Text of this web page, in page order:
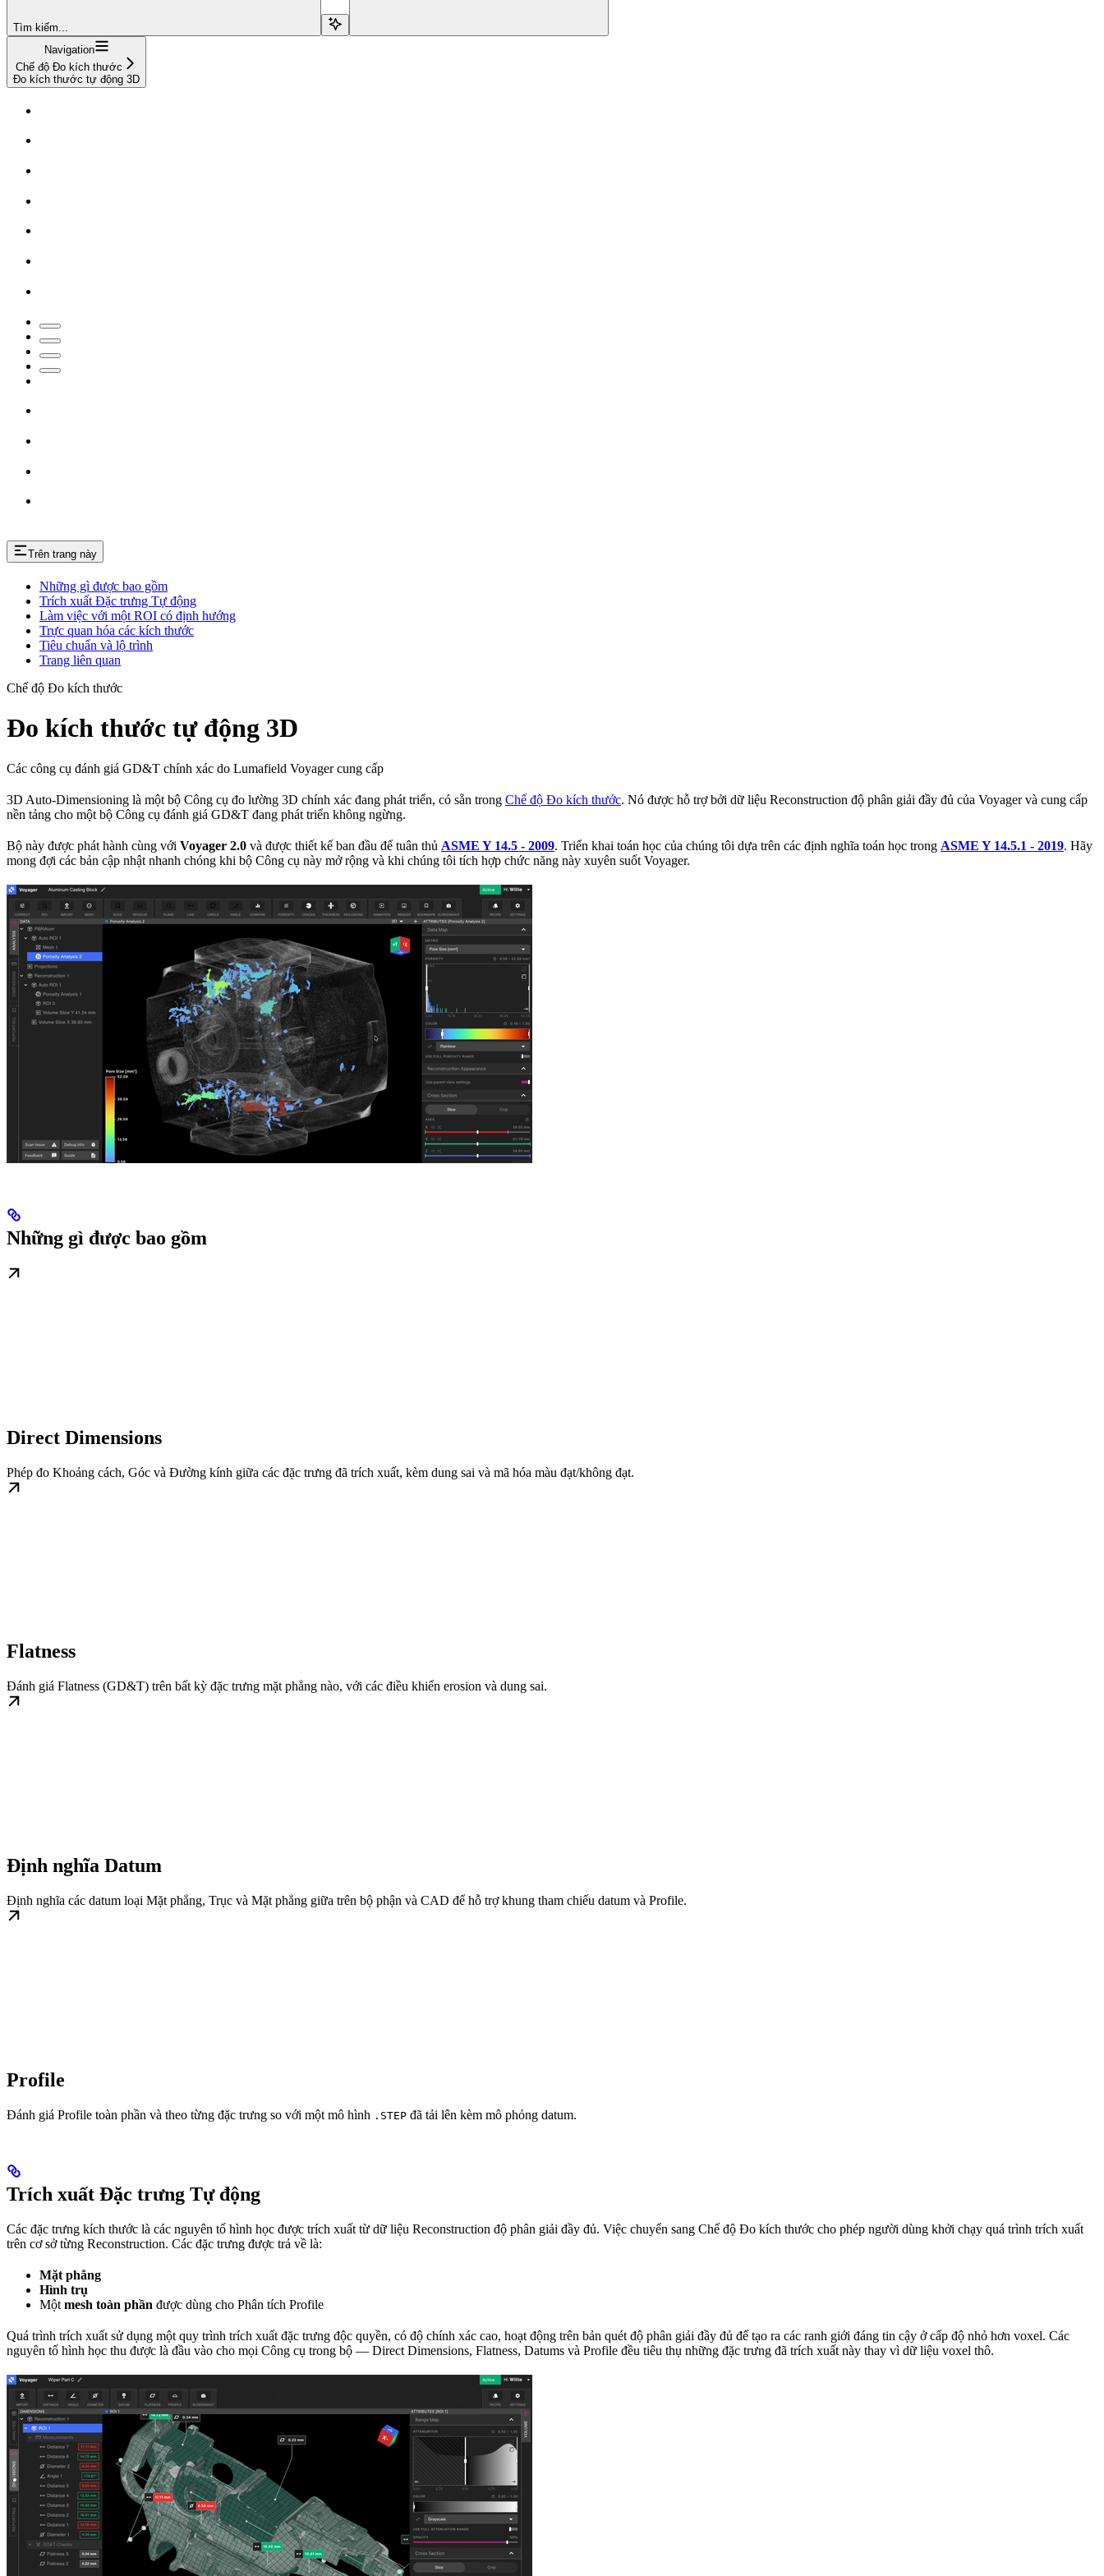
Tìm kiếm...
Navigation
Chế độ Đo kích thước
Đo kích thước tự động 3D
Trên trang này
Những gì được bao gồm
Trích xuất Đặc trưng Tự động
Làm việc với một ROI có định hướng
Trực quan hóa các kích thước
Tiêu chuẩn và lộ trình
Trang liên quan
Chế độ Đo kích thước
Đo kích thước tự động 3D
Các công cụ đánh giá GD&T chính xác do Lumafield Voyager cung cấp
3D Auto-Dimensioning là một bộ Công cụ đo lường 3D chính xác đang phát triển, có sẵn trong Chế độ Đo kích thước. Nó được hỗ trợ bởi dữ liệu Reconstruction độ phân giải đầy đủ của Voyager và cung cấp
nền tảng cho một bộ Công cụ đánh giá GD&T đang phát triển không ngừng.
Bộ này được phát hành cùng với Voyager 2.0 và được thiết kế ban đầu để tuân thủ ASME Y 14.5 - 2009. Triển khai toán học của chúng tôi dựa trên các định nghĩa toán học trong ASME Y 14.5.1 - 2019. Hãy
mong đợi các bản cập nhật nhanh chóng khi bộ Công cụ này mở rộng và khi chúng tôi tích hợp chức năng này xuyên suốt Voyager.
Những gì được bao gồm
Direct Dimensions
Phép đo Khoảng cách, Góc và Đường kính giữa các đặc trưng đã trích xuất, kèm dung sai và mã hóa màu đạt/không đạt.
Flatness
Đánh giá Flatness (GD&T) trên bất kỳ đặc trưng mặt phẳng nào, với các điều khiển erosion và dung sai.
Định nghĩa Datum
Định nghĩa các datum loại Mặt phẳng, Trục và Mặt phẳng giữa trên bộ phận và CAD để hỗ trợ khung tham chiếu datum và Profile.
Profile
Đánh giá Profile toàn phần và theo từng đặc trưng so với một mô hình .STEP đã tải lên kèm mô phỏng datum.
Trích xuất Đặc trưng Tự động
Các đặc trưng kích thước là các nguyên tố hình học được trích xuất từ dữ liệu Reconstruction độ phân giải đầy đủ. Việc chuyển sang Chế độ Đo kích thước cho phép người dùng khởi chạy quá trình trích xuất
trên cơ sở từng Reconstruction. Các đặc trưng được trả về là:
Mặt phẳng
Hình trụ
Một mesh toàn phần được dùng cho Phân tích Profile
Quá trình trích xuất sử dụng một quy trình trích xuất đặc trưng độc quyền, có độ chính xác cao, hoạt động trên bản quét độ phân giải đầy đủ để tạo ra các ranh giới đáng tin cậy ở cấp độ nhỏ hơn voxel. Các
nguyên tố hình học thu được là đầu vào cho mọi Công cụ trong bộ — Direct Dimensions, Flatness, Datums và Profile đều tiêu thụ những đặc trưng đã trích xuất này thay vì dữ liệu voxel thô.